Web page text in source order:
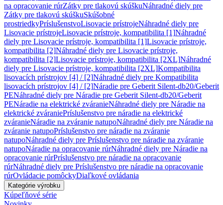
na opracovanie rúrZátky pre tlakovú skúškuNáhradné diely pre
Zátky pre tlakovú skúškuSkúšobné
prostriedkyPríslušenstvoLisovacie prístrojeNáhradné diely pre
Lisovacie prístrojeLisovacie prístroje, kompatibilita [1]Náhradné
diely pre Lisovacie prístroje, kompatibilita [1]Lisovacie prístroje,
kompatibilita [2]Náhradné diely pre Lisovacie prístroje,
kompatibilita [2]Lisovacie prístroje, kompatibilita [2XL]Náhradné
diely pre Lisovacie prístroje, kompatibilita [2XL]Kompatibilita
lisovacích prístrojov [4] / [2]Náhradné diely pre Kompatibilita
lisovacích prístrojov [4] / [2]Náradie pre Geberit Silent-db20/Geberit
PENáhradné diely pre Náradie pre Geberit Silent-db20/Geberit
PENáradie na elektrické zváranieNáhradné diely pre Náradie na
elektrické zváraniePríslušenstvo pre náradie na elektrické
zváranieNáradie na zváranie natupoNáhradné diely pre Náradie na
zváranie natupoPríslušenstvo pre náradie na zváranie
natupoNáhradné diely pre Príslušenstvo pre náradie na zváranie
natupoNáradie na opracovanie rúrNáhradné diely pre Náradie na
opracovanie rúrPríslušenstvo pre náradie na opracovanie
rúrNáhradné diely pre Príslušenstvo pre náradie na opracovanie
rúrOvládacie pomôckyDiaľkové ovládania
Kategórie výrobku
Kúpeľňové série